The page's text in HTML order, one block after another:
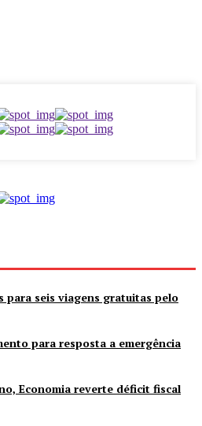
para seis viagens gratuitas pelo
para resposta a emergência
Economia reverte déficit fiscal